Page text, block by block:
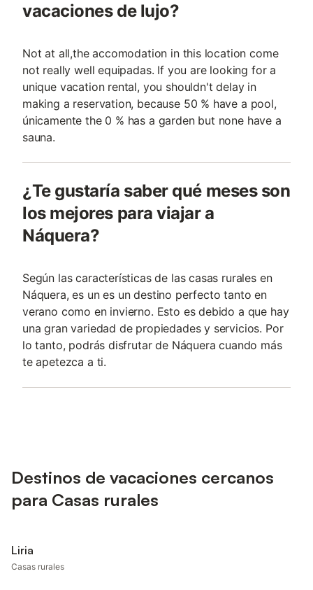
vacaciones de lujo?
Not at all,the accomodation in this location come
not really well equipadas. If you are looking for a
unique vacation rental, you shouldn't delay in
making a reservation, because 50 % have a pool,
únicamente the 0 % has a garden but none have a
sauna.
¿Te gustaría saber qué meses son
los mejores para viajar a
Náquera?
Según las características de las casas rurales en
Náquera, es un es un destino perfecto tanto en
verano como en invierno. Esto es debido a que hay
una gran variedad de propiedades y servicios. Por
lo tanto, podrás disfrutar de Náquera cuando más
te apetezca a ti.
Destinos de vacaciones cercanos
para Casas rurales
Liria
Casas rurales